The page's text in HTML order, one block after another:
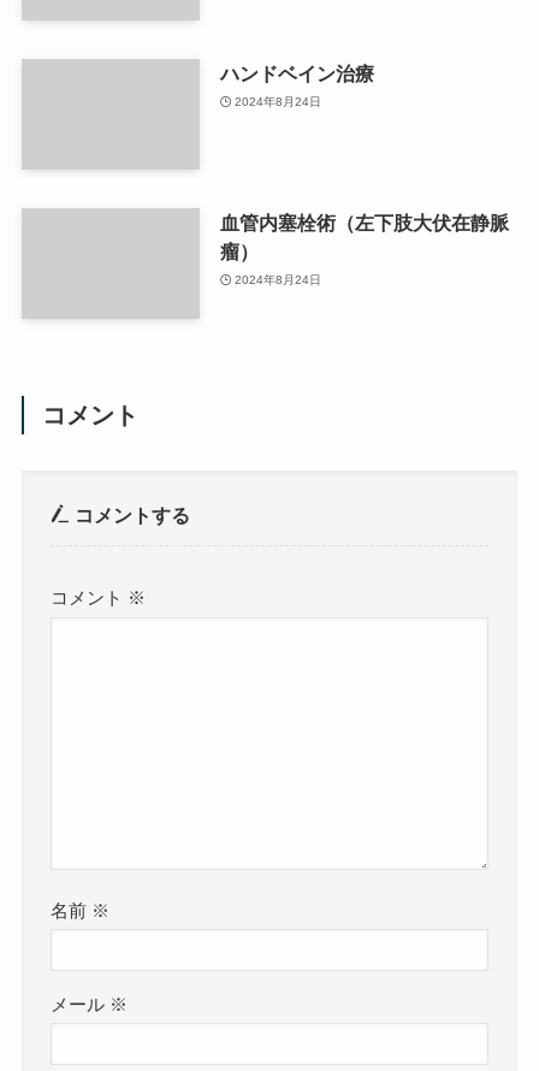
ハンドベイン治療
2024年8月24日
血管内塞栓術（左下肢大伏在静脈
瘤）
2024年8月24日
コメント
コメントする
コメント ※
名前 ※
メール ※